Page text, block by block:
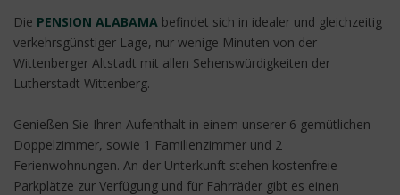
Die PENSION ALABAMA befindet sich in idealer und gleichzeitig
verkehrsgünstiger Lage, nur wenige Minuten von der
Wittenberger Altstadt mit allen Sehenswürdigkeiten der
Lutherstadt Wittenberg.
Genießen Sie Ihren Aufenthalt in einem unserer 6 gemütlichen
Doppelzimmer, sowie 1 Familienzimmer und 2
Ferienwohnungen. An der Unterkunft stehen kostenfreie
Parkplätze zur Verfügung und für Fahrräder gibt es einen